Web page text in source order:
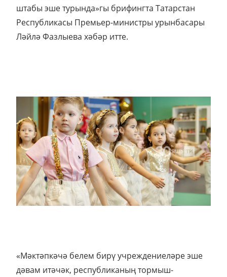
штабы эше турында»гы брифингта Татарстан
Республикасы Премьер-министры урынбасары
Ләйлә Фазлыева хәбәр итте.
«Мәктәпкәчә белем бирү учреждениеләре эше
дәвам итәчәк, республиканың тормыш-